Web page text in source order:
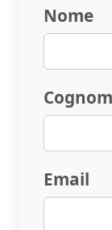
Nome
Email